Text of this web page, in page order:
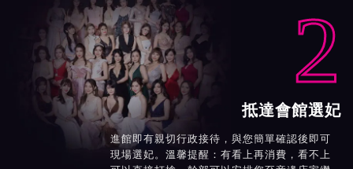
2
抵達會館選妃
進館即有親切行政接待，與您簡單確認後即可
現場選妃。溫馨提醒：有看上再消費，看不上